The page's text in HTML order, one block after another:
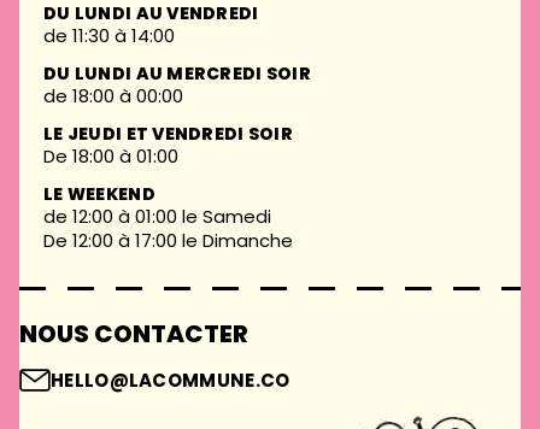
DU LUNDI AU VENDREDI
de 11:30 à 14:00
DU LUNDI AU MERCREDI SOIR
de 18:00 à 00:00
LE JEUDI ET VENDREDI SOIR
De 18:00 à 01:00
LE WEEKEND
de 12:00 à 01:00 le Samedi
De 12:00 à 17:00 le Dimanche
NOUS CONTACTER
HELLO@LACOMMUNE.CO